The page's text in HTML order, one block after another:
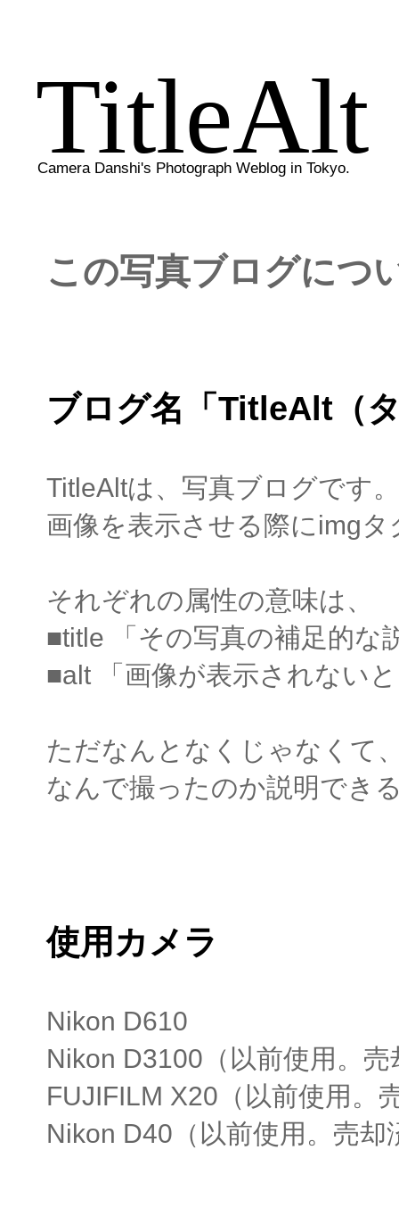
TitleAlt
Camera Danshi's Photograph Weblog in Tokyo.
この写真ブログにつ
ブログ名「TitleAlt（
TitleAltは、写真ブログです。
画像を表示させる際にimg
それぞれの属性の意味は、
■title 「その写真の補足的な
■alt 「画像が表示されない
ただなんとなくじゃなくて
なんで撮ったのか説明でき
使用カメラ
Nikon D610
Nikon D3100（以前使用。売
FUJIFILM X20（以前使用。
Nikon D40（以前使用。売却